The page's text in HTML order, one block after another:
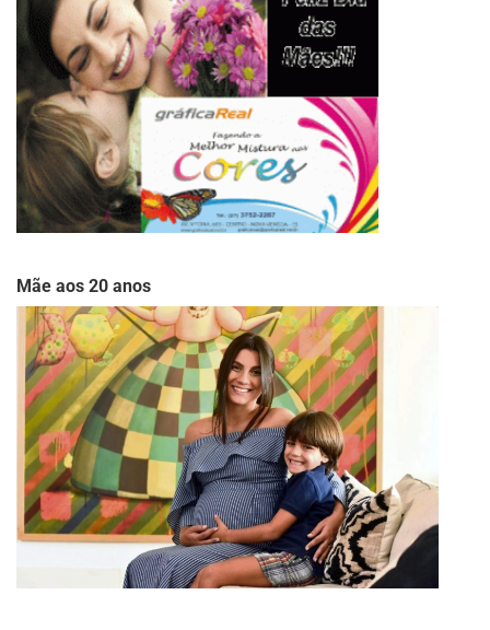
Mãe aos 20 anos